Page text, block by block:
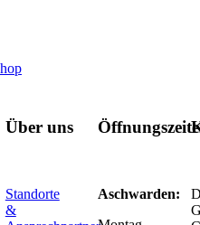
Über uns
Standorte
&
Aschwarden: